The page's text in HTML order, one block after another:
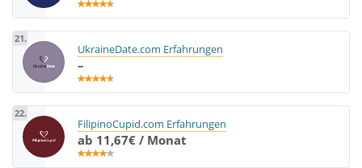
21.
UkraineDate.com Erfahrungen
–
22.
FilipinoCupid.com Erfahrungen
ab 11,67€ / Monat